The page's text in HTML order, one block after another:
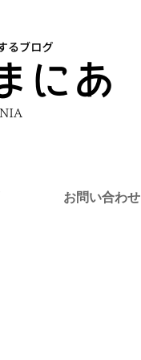
お問い合わせ